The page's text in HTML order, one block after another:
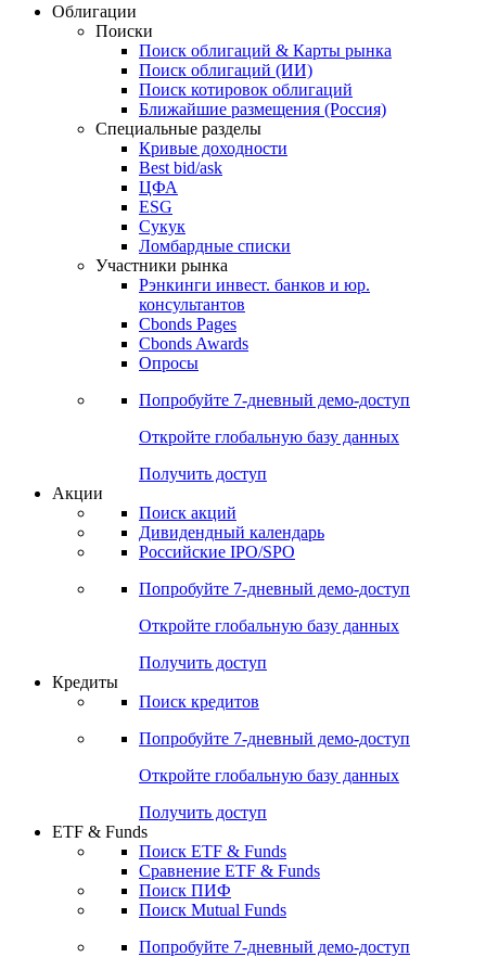
Облигации
Поиски
Поиск облигаций & Карты рынка
Поиск облигаций (ИИ)
Поиск котировок облигаций
Ближайшие размещения (Россия)
Специальные разделы
Кривые доходности
Best bid/ask
ЦФА
ESG
Сукук
Ломбардные списки
Участники рынка
Рэнкинги инвест. банков и юр.
консультантов
Cbonds Pages
Cbonds Awards
Опросы
Попробуйте 7-дневный демо-доступ
Откройте глобальную базу данных
Получить доступ
Акции
Поиск акций
Дивидендный календарь
Российские IPO/SPO
Попробуйте 7-дневный демо-доступ
Откройте глобальную базу данных
Получить доступ
Кредиты
Поиск кредитов
Попробуйте 7-дневный демо-доступ
Откройте глобальную базу данных
Получить доступ
ETF & Funds
Поиск ETF & Funds
Сравнение ETF & Funds
Поиск ПИФ
Поиск Mutual Funds
Попробуйте 7-дневный демо-доступ